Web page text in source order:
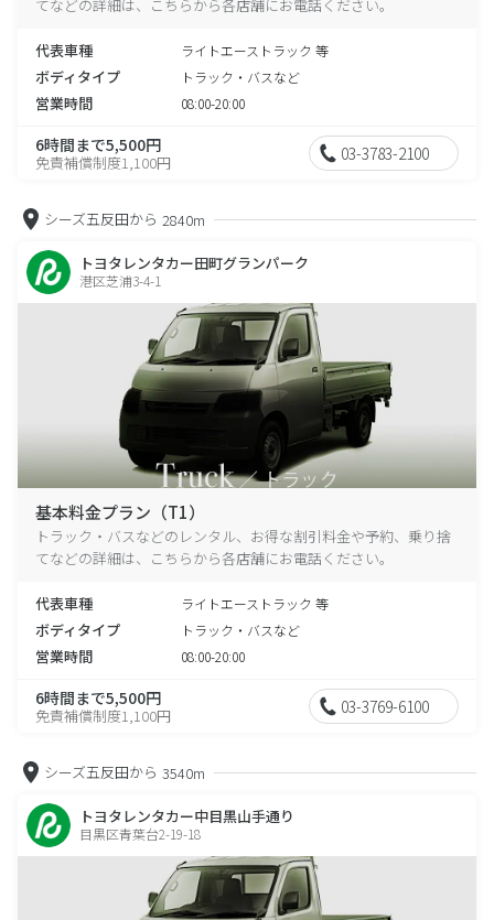
てなどの詳細は、こちらから各店舗にお電話ください。
代表車種 ライトエーストラック 等
ボディタイプ トラック・バスなど
営業時間 08:00-20:00
6時間まで5,500円
免責補償制度1,100円 03-3783-2100
シーズ五反田から 2840m
トヨタレンタカー田町グランパーク
港区芝浦3-4-1
基本料金プラン（T1）
トラック・バスなどのレンタル、お得な割引料金や予約、乗り捨
てなどの詳細は、こちらから各店舗にお電話ください。
代表車種 ライトエーストラック 等
ボディタイプ トラック・バスなど
営業時間 08:00-20:00
6時間まで5,500円
免責補償制度1,100円 03-3769-6100
シーズ五反田から 3540m
トヨタレンタカー中目黒山手通り
目黒区青葉台2-19-18